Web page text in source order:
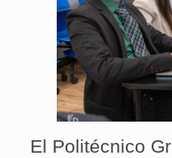
El Politécnico